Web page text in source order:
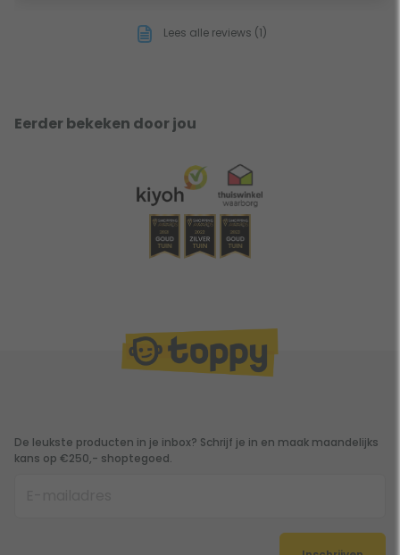
Lees alle reviews (1)
Eerder bekeken door jou
De leukste producten in je inbox? Schrijf je in en maak maandelijks
kans op €250,- shoptegoed.